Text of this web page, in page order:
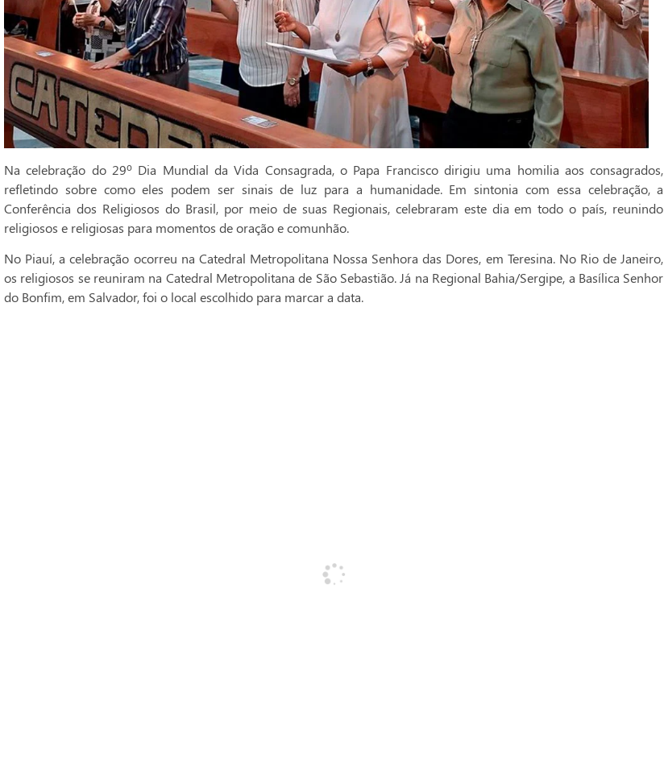
Na celebração do 29º Dia Mundial da Vida Consagrada, o Papa Francisco dirigiu uma homilia aos consagrados,
refletindo sobre como eles podem ser sinais de luz para a humanidade. Em sintonia com essa celebração, a
Conferência dos Religiosos do Brasil, por meio de suas Regionais, celebraram este dia em todo o país, reunindo
religiosos e religiosas para momentos de oração e comunhão.
No Piauí, a celebração ocorreu na Catedral Metropolitana Nossa Senhora das Dores, em Teresina. No Rio de Janeiro,
os religiosos se reuniram na Catedral Metropolitana de São Sebastião. Já na Regional Bahia/Sergipe, a Basílica Senhor
do Bonfim, em Salvador, foi o local escolhido para marcar a data.